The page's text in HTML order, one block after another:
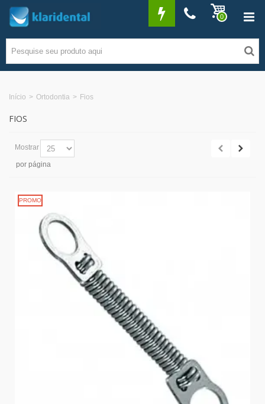
0
Início > Ortodontia > Fios
FIOS
Mostrar
por página
PROMO